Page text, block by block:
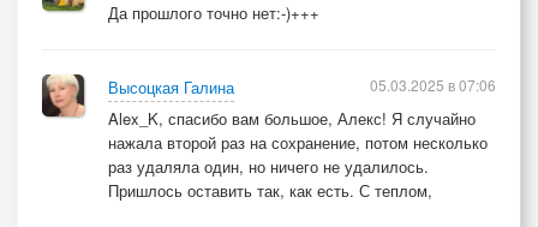
Да прошлого точно нет:-)+++
Высоцкая Галина
Alex_K, спасибо вам большое, Алекс! Я случайно
нажала второй раз на сохранение, потом несколько
раз удаляла один, но ничего не удалилось.
Пришлось оставить так, как есть. С теплом,
05.03.2025 в 07:06